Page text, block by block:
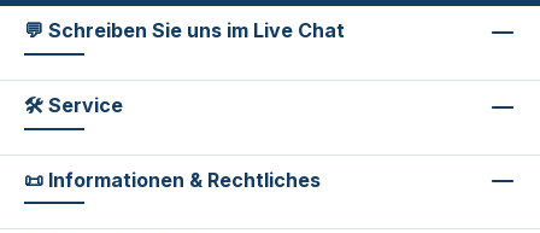
💬 Schreiben Sie uns im Live Chat
🛠 Service
📜 Informationen & Rechtliches